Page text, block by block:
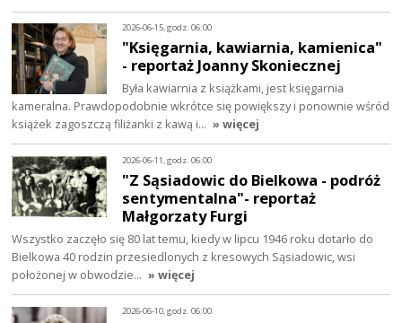
2026-06-15, godz. 06:00
"Księgarnia, kawiarnia, kamienica"
- reportaż Joanny Skoniecznej
Była kawiarnia z książkami, jest księgarnia
kameralna. Prawdopodobnie wkrótce się powiększy i ponownie wśród
książek zagoszczą filiżanki z kawą i… » więcej
2026-06-11, godz. 06:00
"Z Sąsiadowic do Bielkowa - podróż
sentymentalna"- reportaż
Małgorzaty Furgi
Wszystko zaczęło się 80 lat temu, kiedy w lipcu 1946 roku dotarło do
Bielkowa 40 rodzin przesiedlonych z kresowych Sąsiadowic, wsi
położonej w obwodzie… » więcej
2026-06-10, godz. 06:00